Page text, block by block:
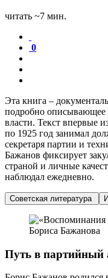
читать ~7 мин.
0
Эта книга –
подробно описывающее
власти. Текст впервые
по 1925 год занимал
секретаря партии и
Бажанов фиксирует
страной и личные
наблюдал ежедневно.
Советская литература
Путь в партийный